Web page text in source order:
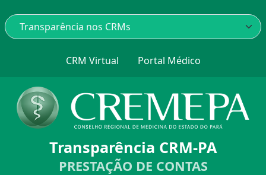
CRM Virtual Portal Médico
Transparência CRM-PA
PRESTAÇÃO DE CONTAS